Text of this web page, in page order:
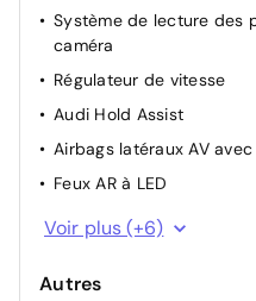
électriquement, en verre
vitrage teinté et pare-
Vitres surteintées (Privacy
Système de lecture des
caméra
Régulateur de vitesse
Audi Hold Assist
Airbags latéraux AV
Feux AR à LED
Détecteur d’occupation
Avertissement de sortie
Voir plus (+6)
Autres